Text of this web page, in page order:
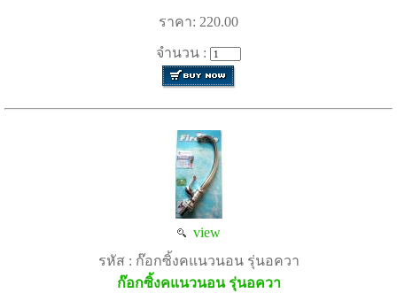
ราคา: 220.00
จำนวน :
view
รหัส : ก๊อกซิ้งคแนวนอน รุ่นอควา
ก๊อกซิ้งคแนวนอน รุ่นอควา